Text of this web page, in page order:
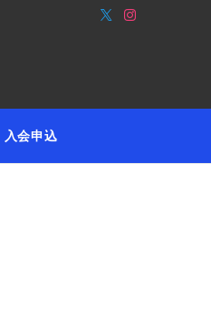
入会申込